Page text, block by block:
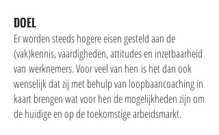
DOEL
Er worden steeds hogere eisen gesteld aan de
(vak)kennis, vaardigheden, attitudes en inzetbaarheid
van werknemers. Voor veel van hen is het dan ook
wenselijk dat zij met behulp van loopbaancoaching in
kaart brengen wat voor hen de mogelijkheden zijn om
de huidige en op de toekomstige arbeidsmarkt.